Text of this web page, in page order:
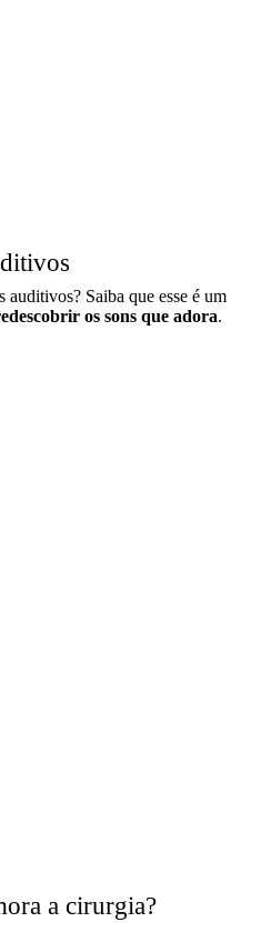
auditivos? Saiba que esse é um
os sons que adora.
a cirurgia?